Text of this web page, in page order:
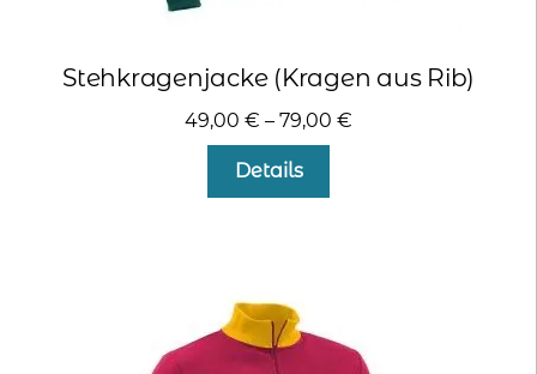
Stehkragenjacke (Kragen aus Rib)
49,00 € – 79,00 €
Details
Optionen